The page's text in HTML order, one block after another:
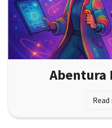
Abentura